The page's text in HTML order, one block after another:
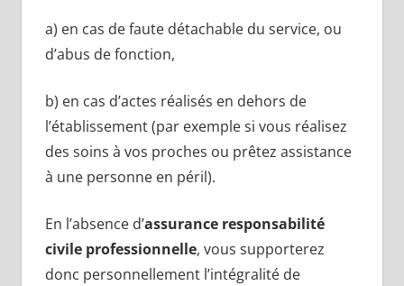
a) en cas de faute détachable du service, ou
d’abus de fonction,
b) en cas d’actes réalisés en dehors de
l’établissement (par exemple si vous réalisez
des soins à vos proches ou prêtez assistance
à une personne en péril).
En l’absence d’assurance responsabilité
civile professionnelle, vous supporterez
donc personnellement l’intégralité de